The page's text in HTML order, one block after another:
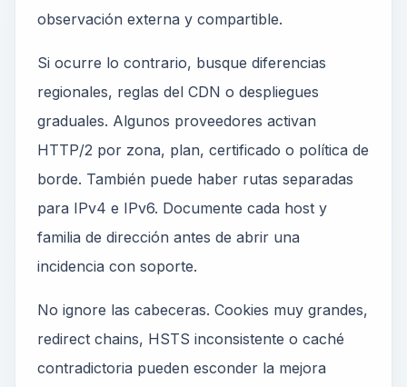
observación externa y compartible.
Si ocurre lo contrario, busque diferencias
regionales, reglas del CDN o despliegues
graduales. Algunos proveedores activan
HTTP/2 por zona, plan, certificado o política de
borde. También puede haber rutas separadas
para IPv4 e IPv6. Documente cada host y
familia de dirección antes de abrir una
incidencia con soporte.
No ignore las cabeceras. Cookies muy grandes,
redirect chains, HSTS inconsistente o caché
contradictoria pueden esconder la mejora